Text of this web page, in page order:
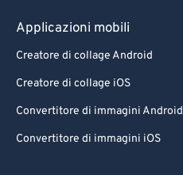
Applicazioni mobili
Creatore di collage Android
Creatore di collage iOS
Convertitore di immagini Android
Convertitore di immagini iOS